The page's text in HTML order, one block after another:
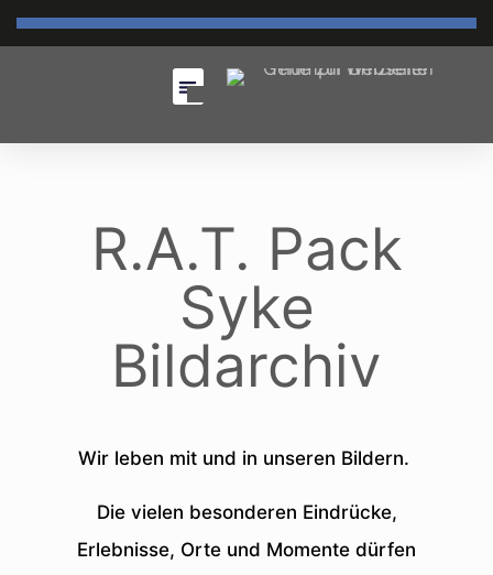
R.A.T. Pack
Syke
Bildarchiv
Wir leben mit und in unseren Bildern.
Die vielen besonderen Eindrücke,
Erlebnisse, Orte und Momente dürfen